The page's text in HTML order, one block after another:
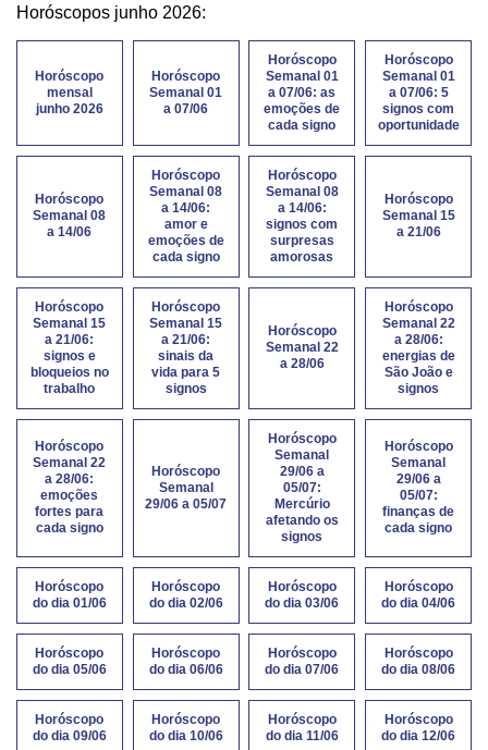
Horóscopos junho 2026:
Horóscopo
mensal
junho 2026
Horóscopo
Semanal 01
a 07/06
Horóscopo
Semanal 01
a 07/06: as
emoções de
cada signo
Horóscopo
Semanal 01
a 07/06: 5
signos com
oportunidade
Horóscopo
Semanal 08
a 14/06
Horóscopo
Semanal 08
a 14/06:
amor e
emoções de
cada signo
Horóscopo
Semanal 08
a 14/06:
signos com
surpresas
amorosas
Horóscopo
Semanal 15
a 21/06
Horóscopo
Semanal 15
a 21/06:
signos e
bloqueios no
trabalho
Horóscopo
Semanal 15
a 21/06:
sinais da
vida para 5
signos
Horóscopo
Semanal 22
a 28/06
Horóscopo
Semanal 22
a 28/06:
energias de
São João e
signos
Horóscopo
Semanal 22
a 28/06:
emoções
fortes para
cada signo
Horóscopo
Semanal
29/06 a 05/07
Horóscopo
Semanal
29/06 a
05/07:
Mercúrio
afetando os
signos
Horóscopo
Semanal
29/06 a
05/07:
finanças de
cada signo
Horóscopo
do dia 01/06
Horóscopo
do dia 02/06
Horóscopo
do dia 03/06
Horóscopo
do dia 04/06
Horóscopo
do dia 05/06
Horóscopo
do dia 06/06
Horóscopo
do dia 07/06
Horóscopo
do dia 08/06
Horóscopo
do dia 09/06
Horóscopo
do dia 10/06
Horóscopo
do dia 11/06
Horóscopo
do dia 12/06